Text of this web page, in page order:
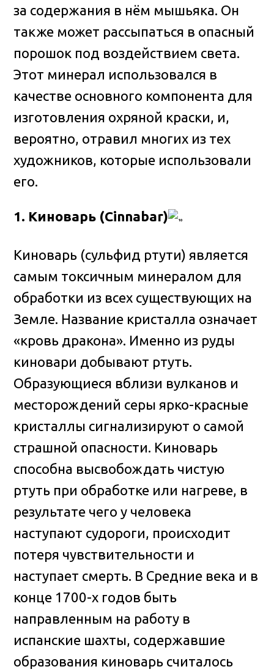
за содержания в нём мышьяка. Он
также может рассыпаться в опасный
порошок под воздействием света.
Этот минерал использовался в
качестве основного компонента для
изготовления охряной краски, и,
вероятно, отравил многих из тех
художников, которые использовали
его.
1. Киноварь (Cinnabar)
Киноварь (сульфид ртути) является
самым токсичным минералом для
обработки из всех существующих на
Земле. Название кристалла означает
«кровь дракона». Именно из руды
киновари добывают ртуть.
Образующиеся вблизи вулканов и
месторождений серы ярко-красные
кристаллы сигнализируют о самой
страшной опасности. Киноварь
способна высвобождать чистую
ртуть при обработке или нагреве, в
результате чего у человека
наступают судороги, происходит
потеря чувствительности и
наступает смерть. В Средние века и в
конце 1700-х годов быть
направленным на работу в
испанские шахты, содержавшие
образования киноварь считалось